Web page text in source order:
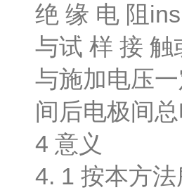
绝 缘 电 阻
与试 样 接
与施加电压
间后电极间
4 意义
4. 1 按本方